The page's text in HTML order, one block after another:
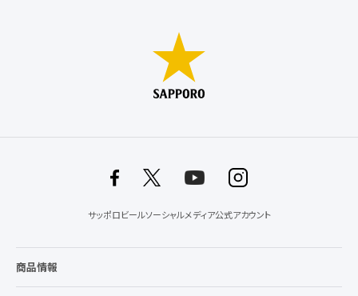
サッポロビールソーシャルメディア公式アカウント
商品情報